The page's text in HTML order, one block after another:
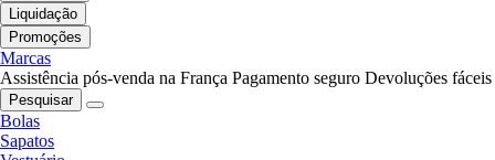
Liquidação
Promoções
Marcas
Assistência pós-venda na França Pagamento seguro Devoluções fáceis
Pesquisar
Bolas
Sapatos